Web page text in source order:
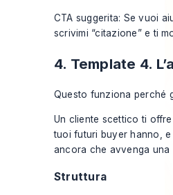
CTA suggerita: Se vuoi
scrivimi “citazione” e ti
4. Template 4.
Questo funziona perché
Un cliente scettico ti
tuoi futuri buyer hanno,
ancora che avvenga una
Struttura